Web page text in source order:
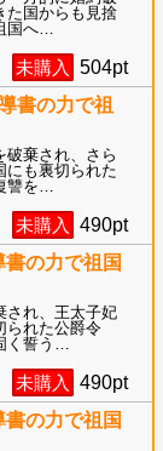
た国からも見捨
国へ
未購入 504pt
書の力で祖
破棄され、さら
にも裏切られた
讐を
未購入 490pt
書の力で祖国
され、王太子妃
られた公爵令
く誓う
未購入 490pt
書の力で祖国